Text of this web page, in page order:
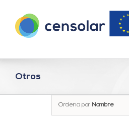
contenido
Otros
Ordena por Nombre